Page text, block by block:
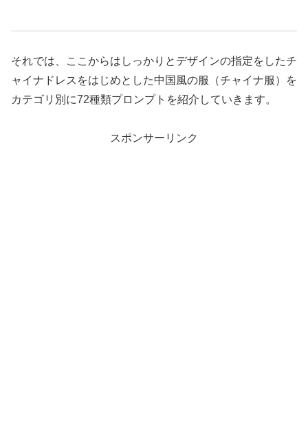
それでは、ここからはしっかりとデザインの指定をしたチ
ャイナドレスをはじめとした中国風の服（チャイナ服）を
カテゴリ別に72種類プロンプトを紹介していきます。
スポンサーリンク